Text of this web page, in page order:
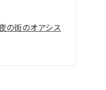
の街のオアシス